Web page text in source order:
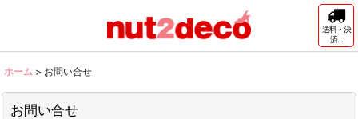
送料・決
済...
ホーム > お問い合せ
お問い合せ